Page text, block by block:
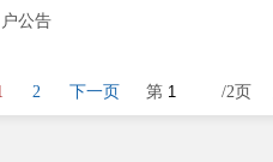
公告
2 下一页 第 /2页